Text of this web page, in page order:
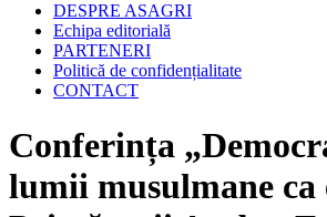
DESPRE ASAGRI
Echipa editorială
PARTENERI
Politică de confidențialitate
CONTACT
Conferința
lumii musulmane ca